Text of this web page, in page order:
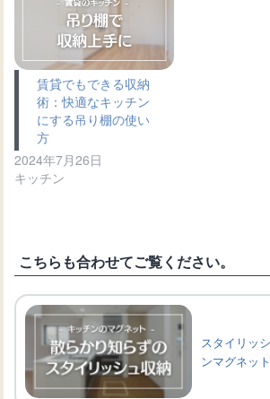
賃貸でもできる収納
術：快適なキッチン
にする吊り棚の使い
方
2024年7月26日
キッチン
こちらも合わせてご覧ください。
スタイリッ
ンマグネッ